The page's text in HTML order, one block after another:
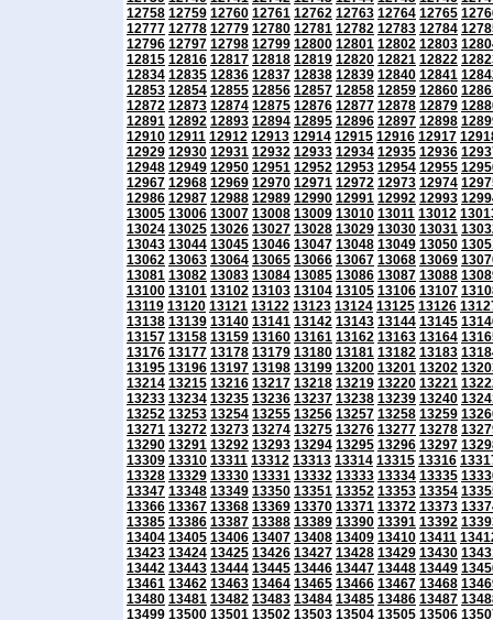
12758 12759 12760 12761 12762 12763 12764 12765
12777 12778 12779 12780 12781 12782 12783 12784
12796 12797 12798 12799 12800 12801 12802 12803
12815 12816 12817 12818 12819 12820 12821 12822
12834 12835 12836 12837 12838 12839 12840 12841
12853 12854 12855 12856 12857 12858 12859 12860
12872 12873 12874 12875 12876 12877 12878 12879
12891 12892 12893 12894 12895 12896 12897 12898
12910 12911 12912 12913 12914 12915 12916 12917
12929 12930 12931 12932 12933 12934 12935 12936
12948 12949 12950 12951 12952 12953 12954 12955
12967 12968 12969 12970 12971 12972 12973 12974
12986 12987 12988 12989 12990 12991 12992 12993
13005 13006 13007 13008 13009 13010 13011 13012
13024 13025 13026 13027 13028 13029 13030 13031
13043 13044 13045 13046 13047 13048 13049 13050
13062 13063 13064 13065 13066 13067 13068 13069
13081 13082 13083 13084 13085 13086 13087 13088
13100 13101 13102 13103 13104 13105 13106 13107
13119 13120 13121 13122 13123 13124 13125 13126
13138 13139 13140 13141 13142 13143 13144 13145
13157 13158 13159 13160 13161 13162 13163 13164
13176 13177 13178 13179 13180 13181 13182 13183
13195 13196 13197 13198 13199 13200 13201 13202
13214 13215 13216 13217 13218 13219 13220 13221
13233 13234 13235 13236 13237 13238 13239 13240
13252 13253 13254 13255 13256 13257 13258 13259
13271 13272 13273 13274 13275 13276 13277 13278
13290 13291 13292 13293 13294 13295 13296 13297
13309 13310 13311 13312 13313 13314 13315 13316
13328 13329 13330 13331 13332 13333 13334 13335
13347 13348 13349 13350 13351 13352 13353 13354
13366 13367 13368 13369 13370 13371 13372 13373
13385 13386 13387 13388 13389 13390 13391 13392
13404 13405 13406 13407 13408 13409 13410 13411
13423 13424 13425 13426 13427 13428 13429 13430
13442 13443 13444 13445 13446 13447 13448 13449
13461 13462 13463 13464 13465 13466 13467 13468
13480 13481 13482 13483 13484 13485 13486 13487
13499 13500 13501 13502 13503 13504 13505 13506